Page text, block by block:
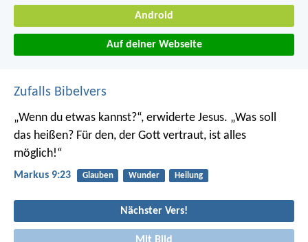
Android
Auf deiner Webseite
Zufalls Bibelvers
„Wenn du etwas kannst?“, erwiderte Jesus. „Was soll
das heißen? Für den, der Gott vertraut, ist alles
möglich!“
Markus 9:23 Glauben Wunder Heilung
Nächster Vers!
Mit Bild